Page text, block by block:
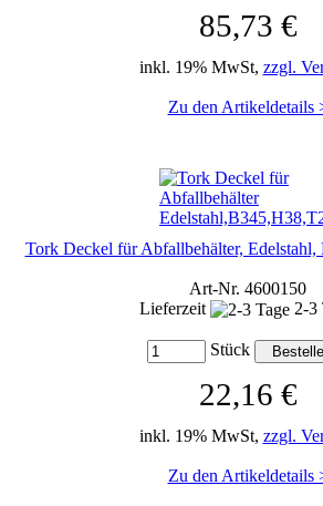
85,73 €
inkl. 19% MwSt, zzgl.
Zu den Artikeldetails
Tork Deckel für Abfallbehälter,
Art-Nr. 4600150
Lieferzeit
2-3
Stück
22,16 €
inkl. 19% MwSt, zzgl.
Zu den Artikeldetails